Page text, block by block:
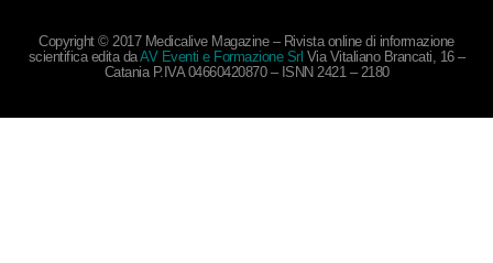
Copyright © 2017 Medicalive Magazine – Rivista online di informazione
scientifica edita daAV Eventi e Formazione Srl Via Vitaliano Brancati, 16 –
Catania P.IVA 04660420870 – ISNN 2421 – 2180